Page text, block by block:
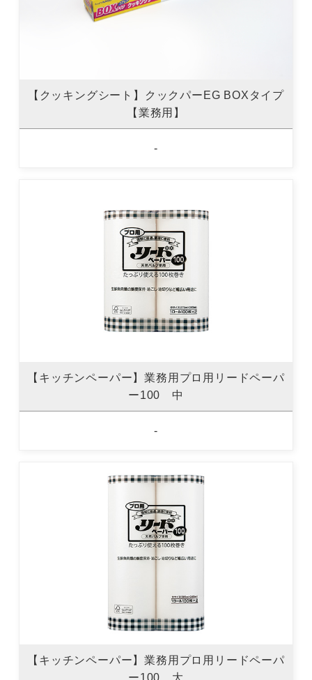
【クッキングシート】クックパーEG BOXタイプ
【業務用】
-
【キッチンペーパー】業務用プロ用リードペーパ
ー100 中
-
【キッチンペーパー】業務用プロ用リードペーパ
ー100 大